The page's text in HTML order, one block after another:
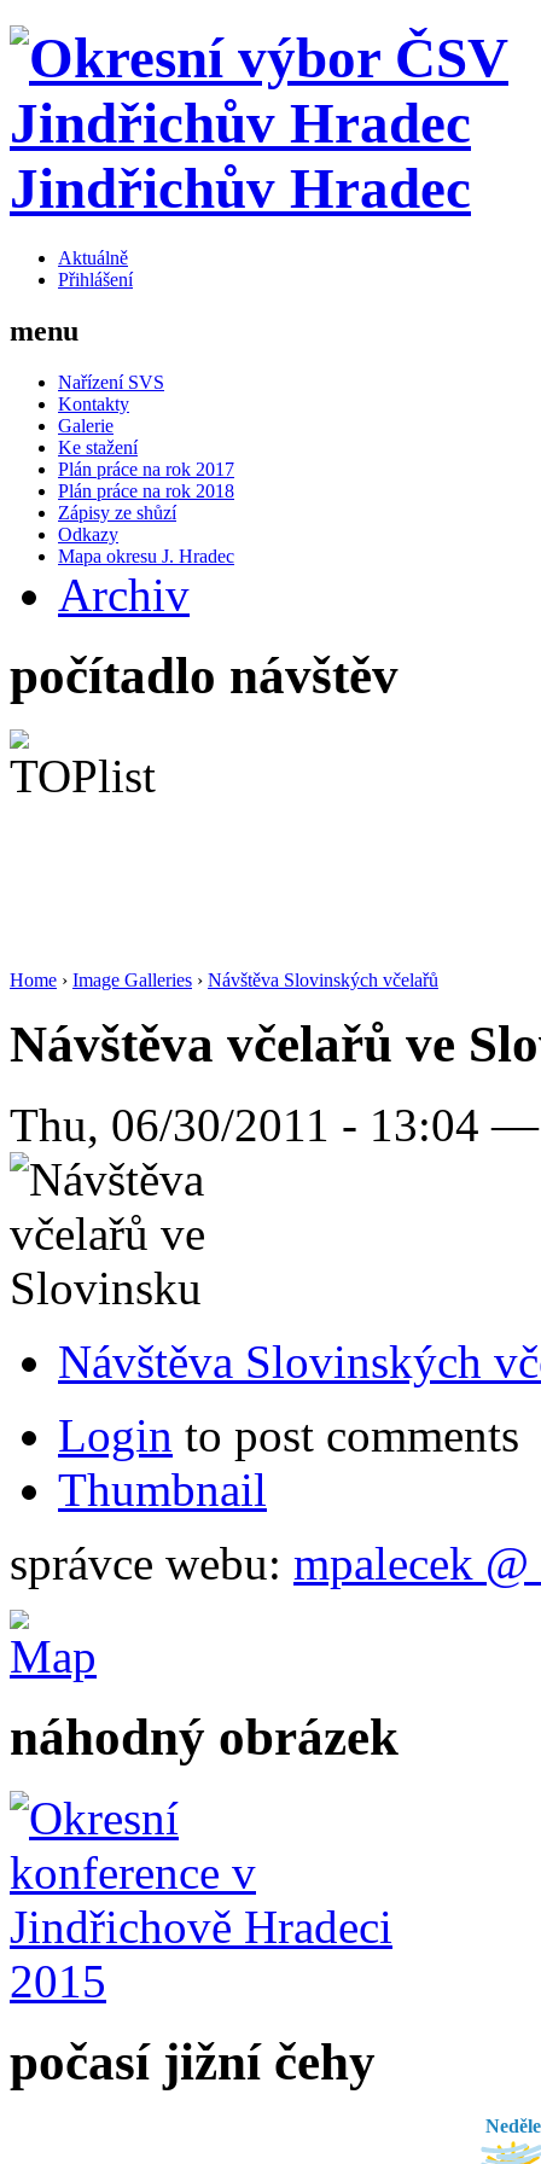
Jindřichův Hradec
Aktuálně
Přihlášení
menu
Nařízení SVS
Kontakty
Galerie
Ke stažení
Plán práce na rok 2017
Plán práce na rok 2018
Zápisy ze shůzí
Odkazy
Mapa okresu J. Hradec
Archiv
počítadlo návštěv
Home › Image Galleries › Návštěva Slovinských včelařů
Návštěva včelařů ve
Thu, 06/30/2011 - 13:04
Návštěva Slovinských
Login to post comments
Thumbnail
správce webu: mpalecek @
náhodný obrázek
počasí jižní čehy
Neděle